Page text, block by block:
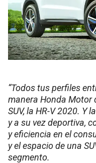
“Todos tus perfiles
manera Honda Motor
SUV, la HR-V 2020. Y
y a su vez deportiva,
y eficiencia en el
y el espacio de una
segmento.